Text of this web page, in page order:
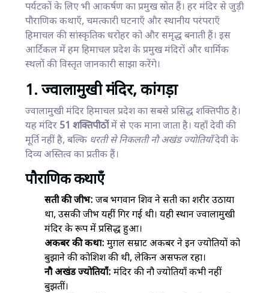
पर्यटकों के लिए भी आकर्षण का प्रमुख स्रोत हैं। हर मंदिर से जुड़ी
पौराणिक कथाएँ, चमत्कारी घटनाएँ और स्थानीय परंपराएँ
हिमाचल की सांस्कृतिक धरोहर को और समृद्ध बनाती हैं। इस
आर्टिकल में हम हिमाचल प्रदेश के प्रमुख मंदिरों और धार्मिक
स्थलों की विस्तृत जानकारी साझा करेंगे।
1. ज्वालामुखी मंदिर, कांगड़ा
ज्वालामुखी मंदिर हिमाचल प्रदेश का सबसे प्रसिद्ध शक्तिपीठ है।
यह मंदिर 51 शक्तिपीठोंमें से एक माना जाता है। यहाँ देवी की
मूर्ति नहीं है, बल्कि धरती से निकलती नौ अखंड ज्योतियाँदेवी के
दिव्य अस्तित्व का प्रतीक हैं।
पौराणिक कथाएँ
सती की जीभ: जब भगवान शिव ने सती का शरीर उठाया
था, उसकी जीभ यहीं गिर गई थी। यही स्थान ज्वालामुखी
मंदिर के रूप में प्रसिद्ध हुआ।
अकबर की कथा: मुग़ल सम्राट अकबर ने इन ज्योतियों को
बुझाने की कोशिश की थी, लेकिन असफल रहा।
नौ अखंड ज्योतियाँ: मंदिर की नौ ज्योतियाँ कभी नहीं
बुझतीं।